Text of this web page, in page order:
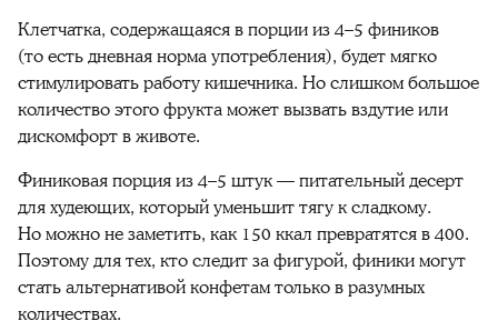
Клетчатка, содержащаяся в порции из 4–5 фиников
(то есть дневнаянормаупотребления), будет мягко
стимулировать работукишечника. Но слишком большое
количествоэтого фрукта может вызвать вздутие или
дискомфорт в животе.
Финиковаяпорция из 4–5 штук — питательный десерт
для худеющих, который уменьшит тягу к сладкому.
Но можно не заметить, как 150 ккал превратятся в 400.
Поэтому для тех, кто следит за фигурой, финикимогут
стать альтернативой конфетам только в разумных
количествах.